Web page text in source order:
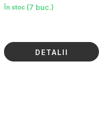
În stoc (7 buc.)
DETALII